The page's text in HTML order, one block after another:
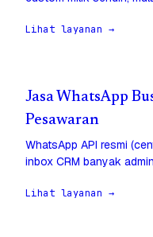
Lihat layanan →
Jasa WhatsApp
Pesawaran
WhatsApp API resmi
inbox CRM banyak
Lihat layanan →